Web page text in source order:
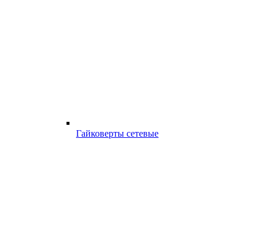
Гайковерты сетевые